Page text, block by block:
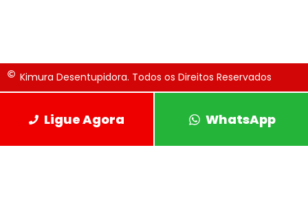
Kimura Desentupidora. Todos os Direitos Reservados
Ligue Agora WhatsApp